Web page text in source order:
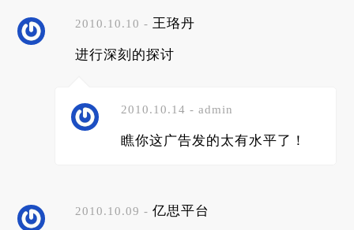
2010.10.10 - 王珞丹
进行深刻的探讨
2010.10.14 - admin
瞧你这广告发的太有水平了！
2010.10.09 - 亿思平台